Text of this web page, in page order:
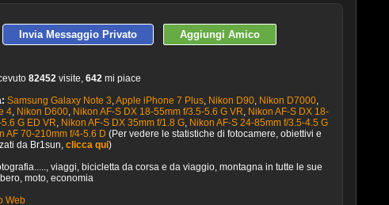
Invia Messaggio Privato Aggiungi Amico
82452visite, 642mi piace
Samsung Galaxy Note 3,Apple iPhone 7 Plus, Nikon D90, Nikon D7000,
4, Nikon D600, Nikon AF-S DX 18-55mm f/3.5-5.6 G VR, Nikon AF-S DX 18-
G ED VR, Nikon AF-S DX 35mm f/1.8 G, Nikon AF-S 24-85mm f/3.5-4.5 G
AF 70-210mm f/4-5.6 D (Per vedere le statistiche di fotocamere, obiettivi e
da Br1sun, clicca qui)
viaggi, bicicletta da corsa e da viaggio, montagna in tutte le sue
moto, economia
Web